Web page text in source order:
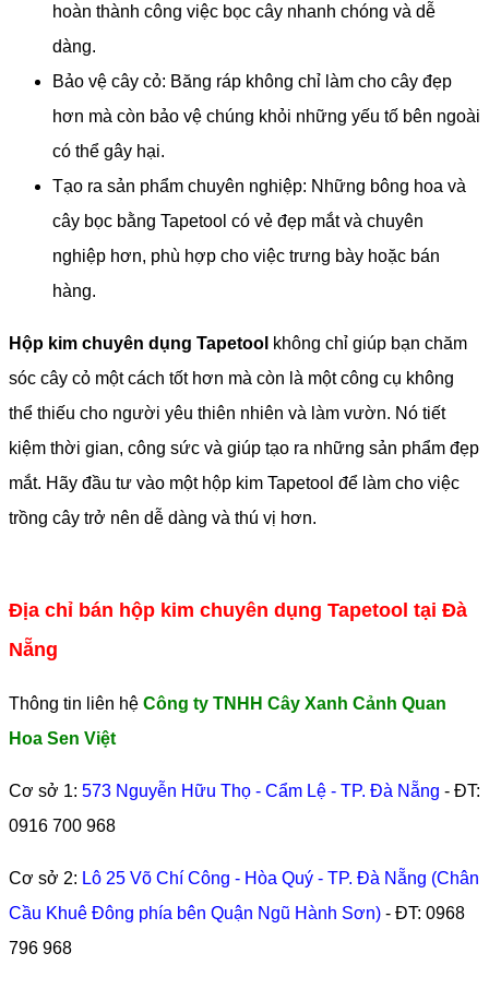
hoàn thành công việc bọc cây nhanh chóng và dễ
dàng.
Bảo vệ cây cỏ: Băng ráp không chỉ làm cho cây đẹp
hơn mà còn bảo vệ chúng khỏi những yếu tố bên ngoài
có thể gây hại.
Tạo ra sản phẩm chuyên nghiệp: Những bông hoa và
cây bọc bằng Tapetool có vẻ đẹp mắt và chuyên
nghiệp hơn, phù hợp cho việc trưng bày hoặc bán
hàng.
Hộp kim chuyên dụng Tapetool không chỉ giúp bạn chăm
sóc cây cỏ một cách tốt hơn mà còn là một công cụ không
thể thiếu cho người yêu thiên nhiên và làm vườn. Nó tiết
kiệm thời gian, công sức và giúp tạo ra những sản phẩm đẹp
mắt. Hãy đầu tư vào một hộp kim Tapetool để làm cho việc
trồng cây trở nên dễ dàng và thú vị hơn.
Địa chỉ bán hộp kim chuyên dụng Tapetool tại Đà
Nẵng
Thông tin liên hệ Công ty TNHH Cây Xanh Cảnh Quan
Hoa Sen Việt
Cơ sở 1: 573 Nguyễn Hữu Thọ - Cẩm Lệ - TP. Đà Nẵng - ĐT:
0916 700 968
Cơ sở 2: Lô 25 Võ Chí Công - Hòa Quý - TP. Đà Nẵng (Chân
Cầu Khuê Đông phía bên Quận Ngũ Hành Sơn) - ĐT: 0968
796 968